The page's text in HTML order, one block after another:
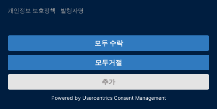
CAR 2 CAR 통신 컨소시엄
MORE